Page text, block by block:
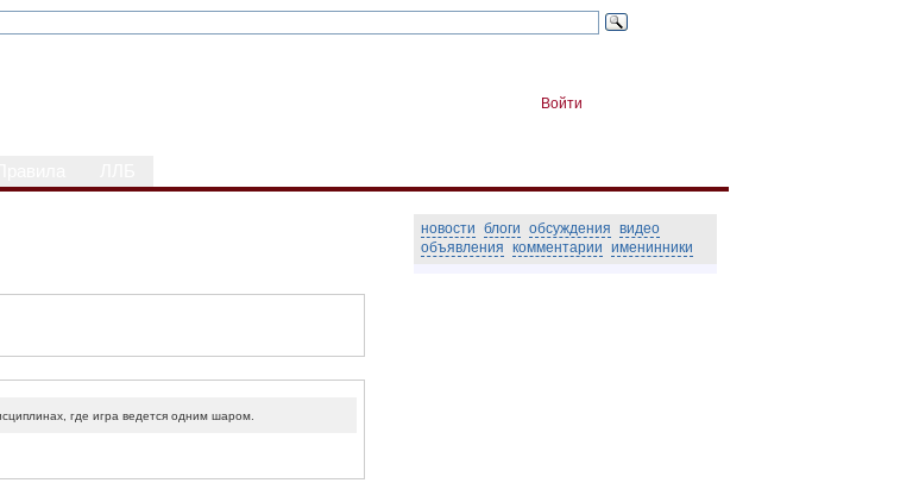
Войти
где игра ведется одним шаром.
новости блоги обсуждения видео
объявления комментарии именинники